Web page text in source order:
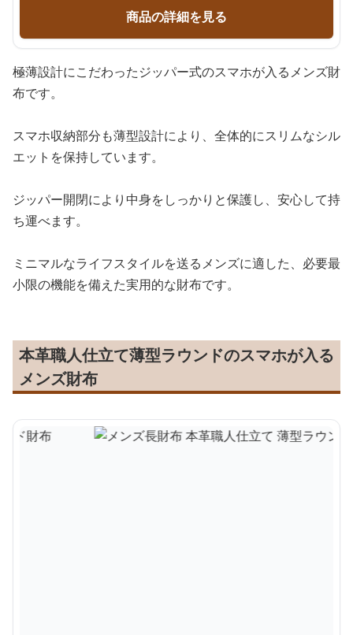
商品の詳細を見る
極薄設計にこだわったジッパー式のスマホが入るメンズ財
布です。
スマホ収納部分も薄型設計により、全体的にスリムなシル
エットを保持しています。
ジッパー開閉により中身をしっかりと保護し、安心して持
ち運べます。
ミニマルなライフスタイルを送るメンズに適した、必要最
小限の機能を備えた実用的な財布です。
本革職人仕立て薄型ラウンドのスマホが入る
メンズ財布